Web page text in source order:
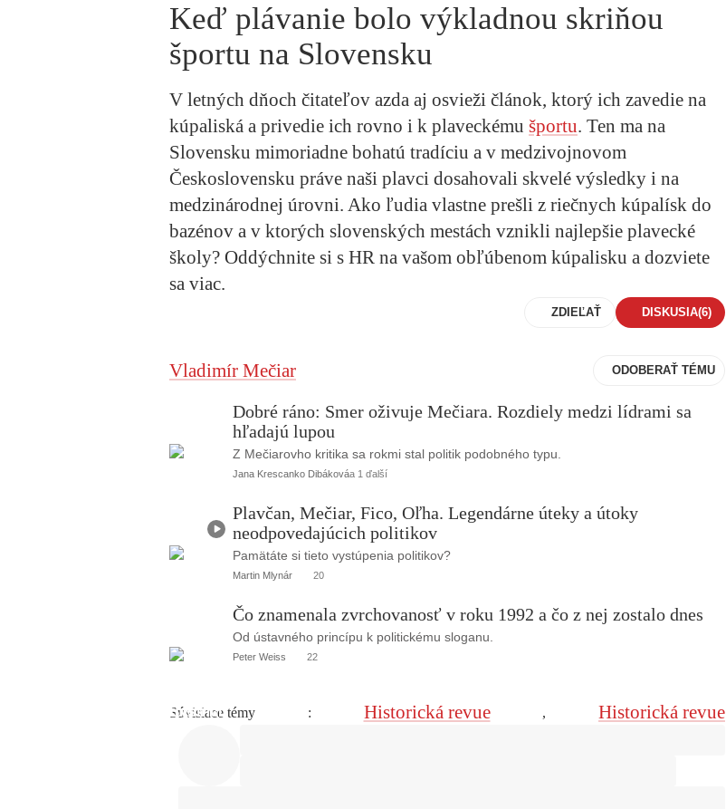
Keď plávanie bolo výkladnou skriňou
športu na Slovensku
V letných dňoch čitateľov azda aj osvieži článok, ktorý ich zavedie na
kúpaliská a privedie ich rovno i k plaveckému športu. Ten ma na
Slovensku mimoriadne bohatú tradíciu a v medzivojnovom
Československu práve naši plavci dosahovali skvelé výsledky i na
medzinárodnej úrovni. Ako ľudia vlastne prešli z riečnych kúpalísk do
bazénov a v ktorých slovenských mestách vznikli najlepšie plavecké
školy? Oddýchnite si s HR na vašom obľúbenom kúpalisku a dozviete
sa viac.
ZDIEĽAŤ DISKUSIA(6)
Vladimír Mečiar
Dobré ráno: Smer oživuje Mečiara. Rozdiely medzi lídrami sa
hľadajú lupou
Z Mečiarovho kritika sa rokmi stal politik podobného typu.
Jana Krescanko Dibákováa 1 ďalší
d
Plavčan, Mečiar, Fico, Oľha. Legendárne úteky a útoky
neodpovedajúcich politikov
Pamätáte si tieto vystúpenia politikov?
Martin Mlynár 20
Čo znamenala zvrchovanosť v roku 1992 a čo z nej zostalo dnes
Od ústavného princípu k politickému sloganu.
Peter Weiss 22
Súvisiace témy : Historická revue , Historická revue